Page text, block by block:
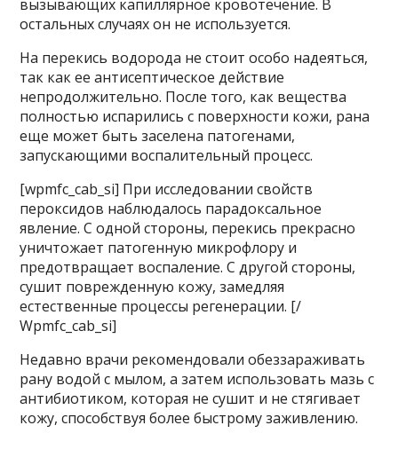
вызывающих капиллярное кровотечение. В
остальных случаях он не используется.
На перекись водорода не стоит особо надеяться,
так как ее антисептическое действие
непродолжительно. После того, как вещества
полностью испарились с поверхности кожи, рана
еще может быть заселена патогенами,
запускающими воспалительный процесс.
[wpmfc_cab_si] При исследовании свойств
пероксидов наблюдалось парадоксальное
явление. С одной стороны, перекись прекрасно
уничтожает патогенную микрофлору и
предотвращает воспаление. С другой стороны,
сушит поврежденную кожу, замедляя
естественные процессы регенерации. [/
Wpmfc_cab_si]
Недавно врачи рекомендовали обеззараживать
рану водой с мылом, а затем использовать мазь с
антибиотиком, которая не сушит и не стягивает
кожу, способствуя более быстрому заживлению.